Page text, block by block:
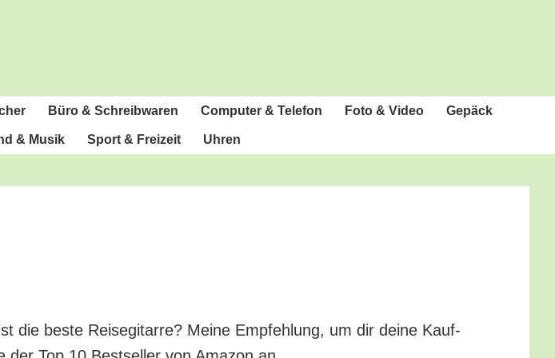
Büro & Schreibwaren Com­pu­ter & Telefon Foto & Video Gepäck
& Musik Sport & Freizeit Uhren
die bes­te Rei­se­gi­tar­re? Mei­ne Emp­feh­lung, um dir dei­ne Kauf­